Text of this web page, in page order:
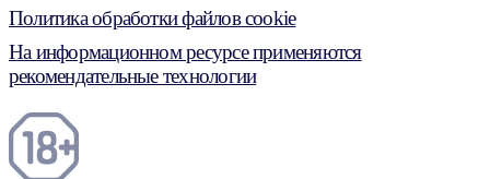
Политика обработки файлов cookie
На информационном ресурсе применяются
рекомендательные технологии